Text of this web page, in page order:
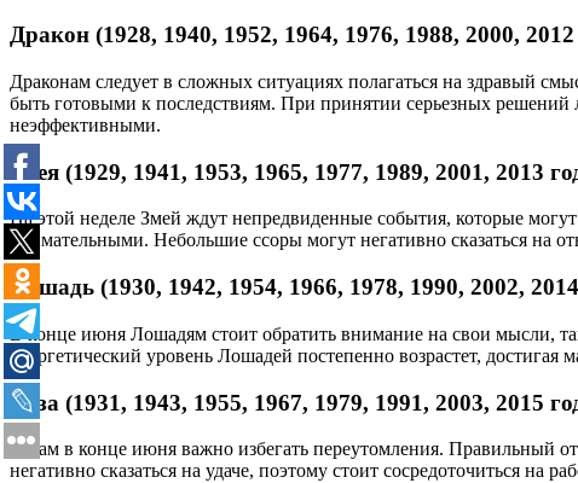
Дракон (1928, 1940, 1952, 1964, 1976, 1988, 2000,
Драконам следует в сложных ситуациях полагаться на здравый
быть готовыми к последствиям. При принятии серьезных решений
неэффективными.
Змея (1929, 1941, 1953, 1965, 1977, 1989, 2001, 2013
На этой неделе Змей ждут непредвиденные события, которые
внимательными. Небольшие ссоры могут негативно сказаться на
Лошадь (1930, 1942, 1954, 1966, 1978, 1990, 2002,
В конце июня Лошадям стоит обратить внимание на свои мысли,
энергетический уровень Лошадей постепенно возрастет,
Коза (1931, 1943, 1955, 1967, 1979, 1991, 2003, 2015
Козам в конце июня важно избегать переутомления. Правильный
негативно сказаться на удаче, поэтому стоит сосредоточиться на